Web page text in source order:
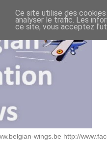
wings.be http://
Ce site utilise des
analyser le trafic. Les
ce site, vous acceptez